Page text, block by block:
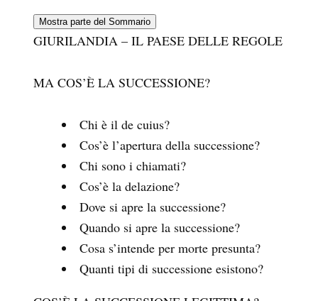
Mostra parte del Sommario
GIURILANDIA – IL PAESE DELLE REGOLE
MA COS’È LA SUCCESSIONE?
Chi è il de cuius?
Cos’è l’apertura della successione?
Chi sono i chiamati?
Cos’è la delazione?
Dove si apre la successione?
Quando si apre la successione?
Cosa s’intende per morte presunta?
Quanti tipi di successione esistono?